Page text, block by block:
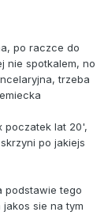
po raczce do
nie spotkalem, no
trzeba
poczatek lat 20',
po jakiejs
podstawie tego
sie na tym